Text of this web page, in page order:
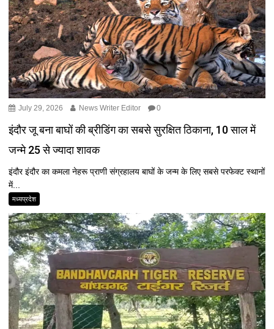
July 29, 2026 News Writer Editor 0
इंदौर जू बना बाघों की ब्रीडिंग का सबसे सुरक्षित ठिकाना, 10 साल में
जन्मे 25 से ज्यादा शावक
इंदौर इंदौर का कमला नेहरू प्राणी संग्रहालय बाघों के जन्म के लिए सबसे परफेक्ट स्थानों
में...
मध्यप्रदेश